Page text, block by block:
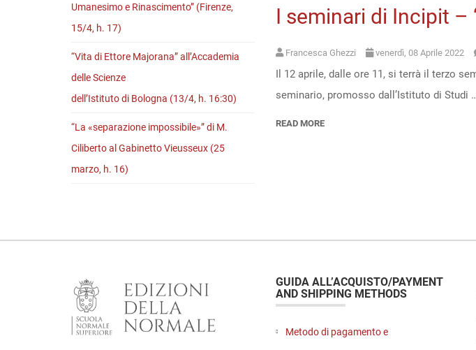
I seminari di Incipit –
Francesca Ghezzi venerdì, 08 Aprile 2022
Il 12 aprile, dalle ore 11, si terrà il terzo
seminario, promosso dall’Istituto di Studi
READ MORE
Umanesimo e Rinascimento” (Firenze,
15/4, h. 17)
“Vita di Ettore Majorana” all’Accademia
delle Scienze
dell’Istituto di Bologna (13/4, h. 16:30)
“La «separazione impossibile»” di M.
Ciliberto al Gabinetto Vieusseux (25
marzo, h. 16)
GUIDA ALL’ACQUISTO/PAYMENT
AND SHIPPING METHODS
Metodo di pagamento e